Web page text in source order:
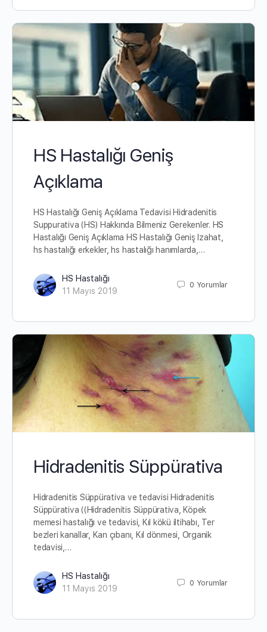
HS Hastalığı Geniş
Açıklama
HS Hastalığı Geniş Açıklama Tedavisi Hidradenitis
Suppurativa (HS) Hakkında Bilmeniz Gerekenler. HS
Hastalığı Geniş Açıklama HS Hastalığı Geniş Izahat,
hs hastalığı erkekler, hs hastalığı hanımlarda,…
HS Hastalığı
11 Mayıs 2019
0 Yorumlar
Hidradenitis Süppürativa
Hidradenitis Süppürativa ve tedavisi Hidradenitis
Süppürativa ((Hidradenitis Süppürativa, Köpek
memesi hastalığı ve tedavisi, Kıl kökü iltihabı, Ter
bezleri kanallar, Kan çıbanı, Kıl dönmesi, Organik
tedavisi,…
HS Hastalığı
11 Mayıs 2019
0 Yorumlar